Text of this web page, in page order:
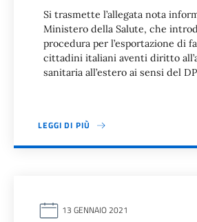
Si trasmette l’allegata nota
Ministero della Salute, che
procedura per l’esportazione di
cittadini italiani aventi diritto
sanitaria all’estero ai sensi del
LEGGI DI PIÙ
13 GENNAIO 2021